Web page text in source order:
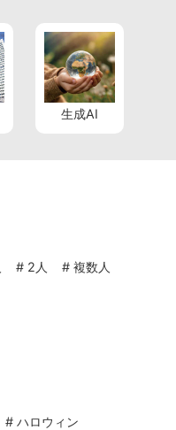
生成AI
# 2人 # 複数人
# ハロウィン